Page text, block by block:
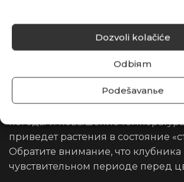
Dozvoli kolačiće
Odbiяm
Podešavanьe
понижения температуры.
перенесла предыдущий снег и
температуры, поскольку именно
ее, и теперь нам предстоит
подкормка растений.
В ближайшее время нас ожидает
погоды и повышение
приведет растения в состояние
Обратите внимание, что клубника
чувствительном периоде перед